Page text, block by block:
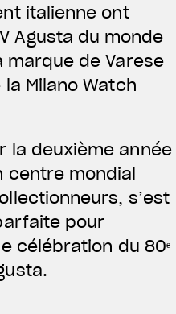
italienne ont
Agusta du monde
marque de Varese
Milano Watch
la deuxième année
centre mondial
s’est
pour
célébration du 80ᵉ